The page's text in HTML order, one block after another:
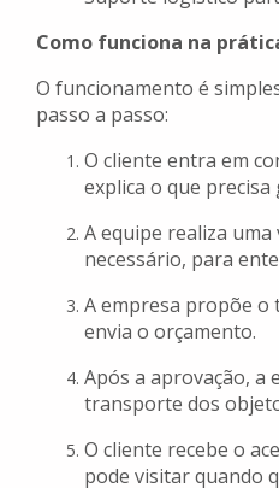
Como funciona na
O funcionamento é
passo a passo:
O cliente entra em
explica o que precisa
A equipe realiza uma
necessário, para
A empresa propõe o
envia o orçamento.
Após a aprovação, a
transporte dos
O cliente recebe o
pode visitar quando